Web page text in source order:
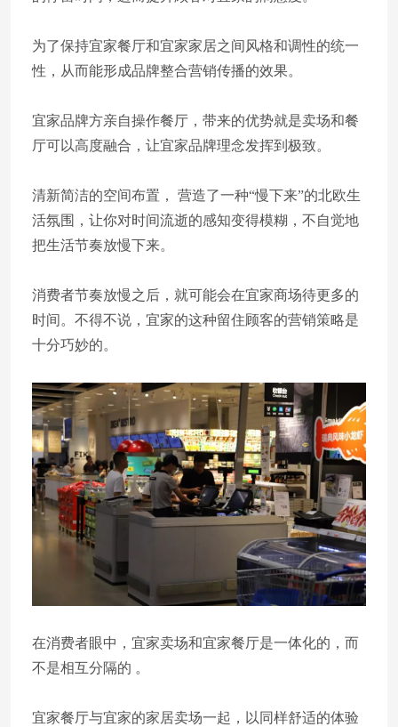
为了保持宜家餐厅和宜家家居之间风格和调性的统一
性，从而能形成品牌整合营销传播的效果。
宜家品牌方亲自操作餐厅，带来的优势就是卖场和餐
厅可以高度融合，让宜家品牌理念发挥到极致。
清新简洁的空间布置， 营造了一种“慢下来”的北欧生
活氛围，让你对时间流逝的感知变得模糊，不自觉地
把生活节奏放慢下来。
消费者节奏放慢之后，就可能会在宜家商场待更多的
时间。不得不说，宜家的这种留住顾客的营销策略是
十分巧妙的。
在消费者眼中，宜家卖场和宜家餐厅是一体化的，而
不是相互分隔的 。
宜家餐厅与宜家的家居卖场一起，以同样舒适的体验